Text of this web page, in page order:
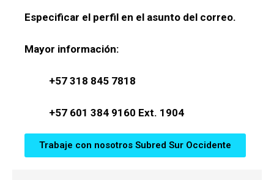
Especificar el perfil en el asunto del correo.
Mayor información:
+57 318 845 7818
+57 601 384 9160 Ext. 1904
Trabaje con nosotros Subred Sur Occidente